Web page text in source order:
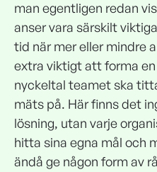
man egentligen redan
anser vara särskilt
tid när mer eller mindre
extra viktigt att forma
nyckeltal teamet ska
mäts på. Här finns det
lösning, utan varje
hitta sina egna mål och
ändå ge någon form av